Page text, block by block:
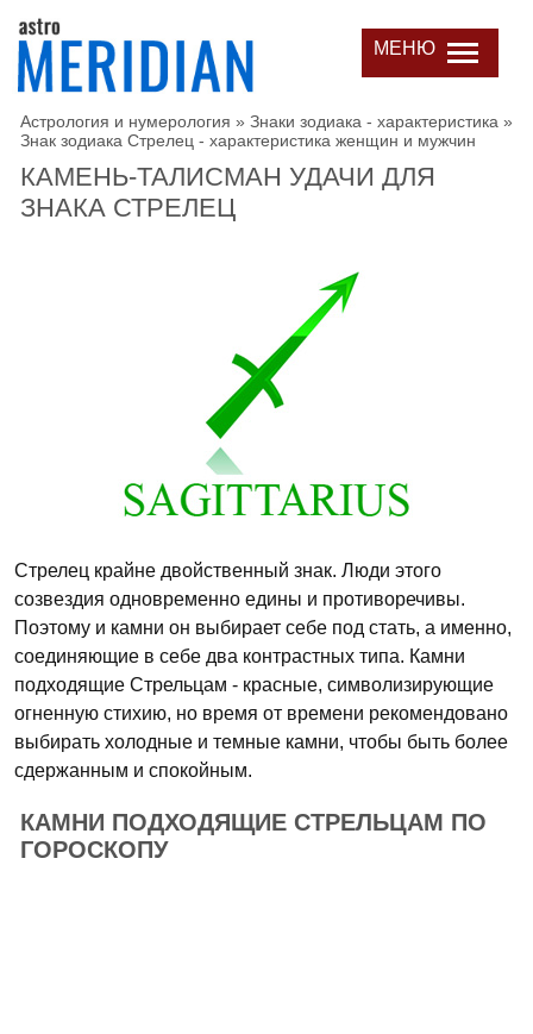
МЕНЮ
Астрология и нумерология » Знаки зодиака - характеристика »
Знак зодиака Стрелец - характеристика женщин и мужчин
КАМЕНЬ-ТАЛИСМАН УДАЧИ ДЛЯ
ЗНАКА СТРЕЛЕЦ
Стрелец крайне двойственный знак. Люди этого
созвездия одновременно едины и противоречивы.
Поэтому и камни он выбирает себе под стать, а именно,
соединяющие в себе два контрастных типа. Камни
подходящие Стрельцам - красные, символизирующие
огненную стихию, но время от времени рекомендовано
выбирать холодные и темные камни, чтобы быть более
сдержанным и спокойным.
КАМНИ ПОДХОДЯЩИЕ СТРЕЛЬЦАМ ПО
ГОРОСКОПУ